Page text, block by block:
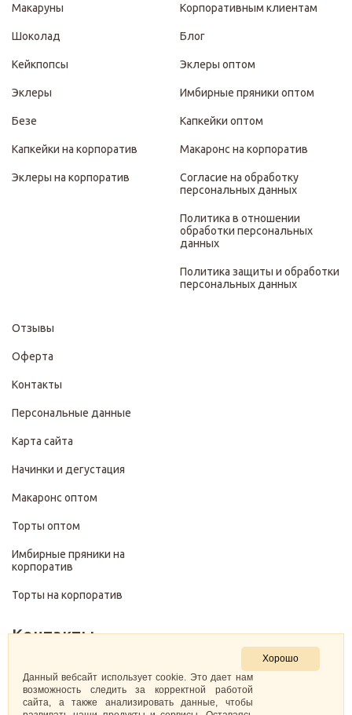
Макаруны
Шоколад
Кейкпопсы
Эклеры
Безе
Капкейки на корпоратив
Эклеры на корпоратив
Корпоративным клиентам
Блог
Эклеры оптом
Имбирные пряники оптом
Капкейки оптом
Макаронс на корпоратив
Согласие на обработку
персональных данных
Политика в отношении
обработки персональных
данных
Политика защиты и обработки
персональных данных
Отзывы
Оферта
Контакты
Персональные данные
Карта сайта
Начинки и дегустация
Макаронс оптом
Торты оптом
Имбирные пряники на
корпоратив
Торты на корпоратив
Контакты
+7 (499) 322-28-29
pirojenka.rf@gmail.com
Хорошо
Данный вебсайт использует cookie. Это дает нам
возможность следить за корректной работой
сайта, а также анализировать данные, чтобы